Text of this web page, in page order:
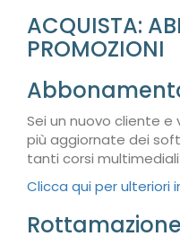
ACQUISTA:
PROMOZIONI
Sei un nuovo cliente e
più aggiornate dei
tanti corsi
Clicca qui per ulteriori
Rottamazione